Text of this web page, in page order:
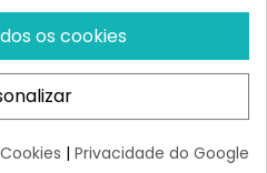
¡Últimas produtos!
81,62 €
os cookies
| Privacidade do Google